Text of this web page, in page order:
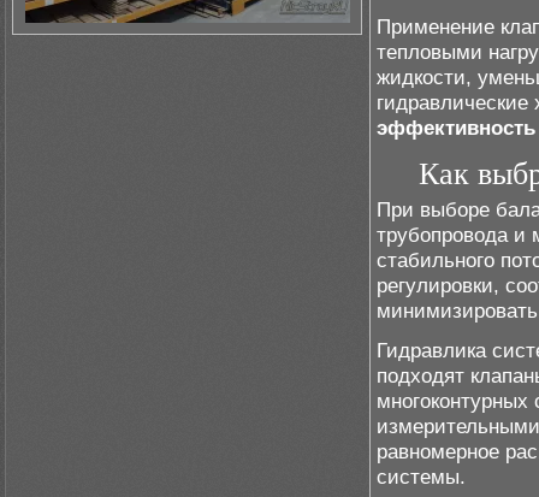
Применение
тепловыми
жидкости,
эффективность
Как
При выборе
трубопровода и
стабильного
регулировки,
Гидравлика
подходят
равномерное
системы.